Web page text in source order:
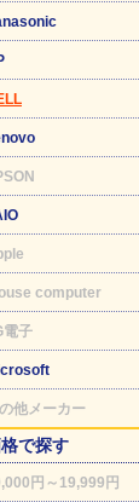
computer
電子
他メーカー
で探す
円～19,999円